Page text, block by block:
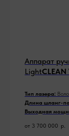
Аппарат
LightCLEAN
Тип лазера:
Длина шланг-
Выходная
от 3 700 000 р.